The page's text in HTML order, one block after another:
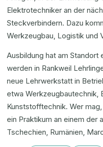
Elektrotechniker an der
Steckverbindern. Dazu
Werkzeugbau, Logistik und
Ausbildung hat am Standort
werden in Rankweil
neue Lehrwerkstatt in
etwa Werkzeugbautechnik,
Kunststofftechnik. Wer
ein Praktikum an einem der
Tschechien, Rumänien,